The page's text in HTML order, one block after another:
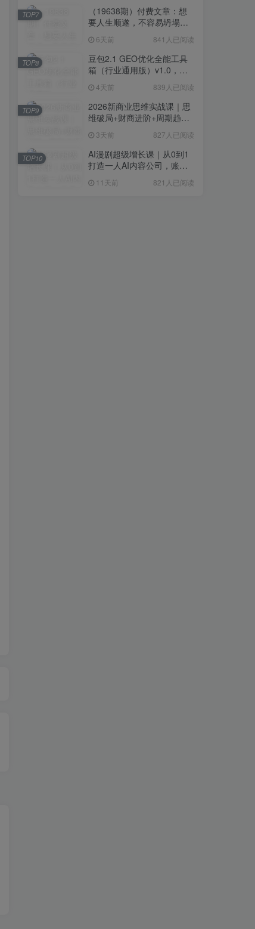
（19638期）付费文章：想
要人生顺遂，不容易坍塌，
6天前 841人已阅读
TOP7
豆包2.1 GEO优化全能工具
箱（行业通用版）v1.0，会
景4天前 839人已阅读
TOP8
2026新商业思维实战课｜思
维破局+财商进阶+周期趋势
度解析全体系
3天前 827人已阅读
TOP9
AI漫剧超级增长课｜从0到1
打造一人AI内容公司，账号
流程实战
11天前 821人已阅读
TOP10